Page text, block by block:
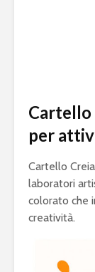
Cartello
per
Cartello
laboratori
colorato che
creatività.